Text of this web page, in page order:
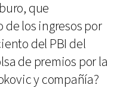
que
los ingresos por
del PBI del
de premios por la
y compañía?